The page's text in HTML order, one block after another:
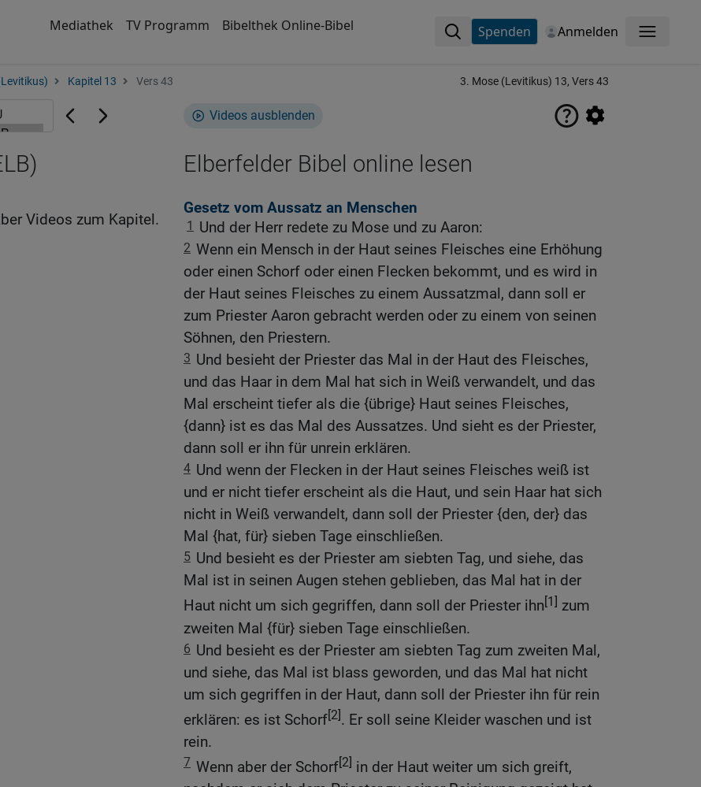
Mediathek TV Programm Bibelthek Online-Bibel Spenden Anmelden Menü
Kapitel 13 Vers 43 3. Mose (Levitikus) 13, Vers 43
Videos ausblenden
Elberfelder Bibel online lesen
Gesetz vom Aussatz an Menschen
1 Und der Herr redete zu Mose und zu Aaron:
2 Wenn ein Mensch in der Haut seines Fleisches eine Erhöhung
oder einen Schorf oder einen Flecken bekommt, und es wird in
der Haut seines Fleisches zu einem Aussatzmal, dann soll er
zum Priester Aaron gebracht werden oder zu einem von seinen
Söhnen, den Priestern.
3 Und besieht der Priester das Mal in der Haut des Fleisches,
und das Haar in dem Mal hat sich in Weiß verwandelt, und das
Mal erscheint tiefer als die {übrige} Haut seines Fleisches,
{dann} ist es das Mal des Aussatzes. Und sieht es der Priester,
dann soll er ihn für unrein erklären.
4 Und wenn der Flecken in der Haut seines Fleisches weiß ist
und er nicht tiefer erscheint als die Haut, und sein Haar hat sich
nicht in Weiß verwandelt, dann soll der Priester {den, der} das
Mal {hat, für} sieben Tage einschließen.
5 Und besieht es der Priester am siebten Tag, und siehe, das
Mal ist in seinen Augen stehen geblieben, das Mal hat in der
Haut nicht um sich gegriffen, dann soll der Priester ihn[1] zum
zweiten Mal {für} sieben Tage einschließen.
6 Und besieht es der Priester am siebten Tag zum zweiten Mal,
und siehe, das Mal ist blass geworden, und das Mal hat nicht
um sich gegriffen in der Haut, dann soll der Priester ihn für rein
erklären: es ist Schorf[2]. Er soll seine Kleider waschen und ist
rein.
7 Wenn aber der Schorf[2] in der Haut weiter um sich greift,
Videos zum Kapitel.